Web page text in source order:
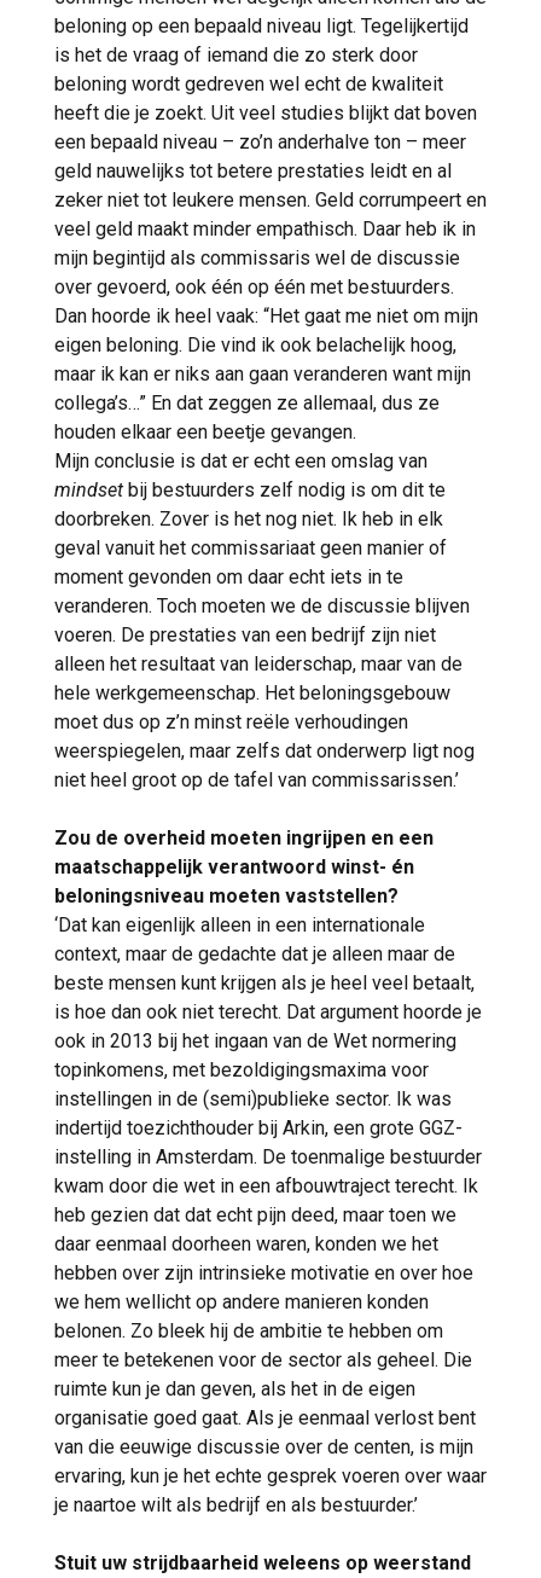
beloning op een bepaald niveau ligt. Tegelijkertijd
is het de vraag of iemand die zo sterk door
beloning wordt gedreven wel echt de kwaliteit
heeft die je zoekt. Uit veel studies blijkt dat boven
een bepaald niveau – zo’n anderhalve ton – meer
geld nauwelijks tot betere prestaties leidt en al
zeker niet tot leukere mensen. Geld corrumpeert en
veel geld maakt minder empathisch. Daar heb ik in
mijn begintijd als commissaris wel de discussie
over gevoerd, ook één op één met bestuurders.
Dan hoorde ik heel vaak: “Het gaat me niet om mijn
eigen beloning. Die vind ik ook belachelijk hoog,
maar ik kan er niks aan gaan veranderen want mijn
collega’s…” En dat zeggen ze allemaal, dus ze
houden elkaar een beetje gevangen.
Mijn conclusie is dat er echt een omslag van
mindset bij bestuurders zelf nodig is om dit te
doorbreken. Zover is het nog niet. Ik heb in elk
geval vanuit het commissariaat geen manier of
moment gevonden om daar echt iets in te
veranderen. Toch moeten we de discussie blijven
voeren. De prestaties van een bedrijf zijn niet
alleen het resultaat van leiderschap, maar van de
hele werkgemeenschap. Het beloningsgebouw
moet dus op z’n minst reële verhoudingen
weerspiegelen, maar zelfs dat onderwerp ligt nog
niet heel groot op de tafel van commissarissen.’
Zou de overheid moeten ingrijpen en een
maatschappelijk verantwoord winst- én
beloningsniveau moeten vaststellen?
‘Dat kan eigenlijk alleen in een internationale
context, maar de gedachte dat je alleen maar de
beste mensen kunt krijgen als je heel veel betaalt,
is hoe dan ook niet terecht. Dat argument hoorde je
ook in 2013 bij het ingaan van de Wet normering
topinkomens, met bezoldigingsmaxima voor
instellingen in de (semi)publieke sector. Ik was
indertijd toezichthouder bij Arkin, een grote GGZ-
instelling in Amsterdam. De toenmalige bestuurder
kwam door die wet in een afbouwtraject terecht. Ik
heb gezien dat dat echt pijn deed, maar toen we
daar eenmaal doorheen waren, konden we het
hebben over zijn intrinsieke motivatie en over hoe
we hem wellicht op andere manieren konden
belonen. Zo bleek hij de ambitie te hebben om
meer te betekenen voor de sector als geheel. Die
ruimte kun je dan geven, als het in de eigen
organisatie goed gaat. Als je eenmaal verlost bent
van die eeuwige discussie over de centen, is mijn
ervaring, kun je het echte gesprek voeren over waar
je naartoe wilt als bedrijf en als bestuurder.’
Stuit uw strijdbaarheid weleens op weerstand